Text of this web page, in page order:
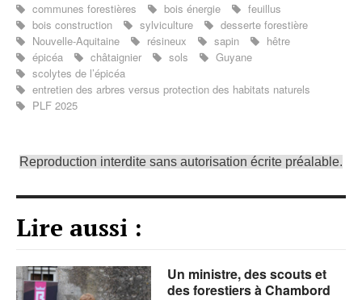
communes forestières bois énergie
feuillus
bois construction
sylviculture
desserte forestière
Nouvelle-Aquitaine
résineux sapin
hêtre
épicéa
châtaignier sols
Guyane
scolytes de l’épicéa
entretien des arbres versus protection des habitats naturels
PLF 2025
Reproduction interdite sans autorisation écrite préalable.
Lire aussi :
Un ministre, des scouts et
des forestiers à Chambord